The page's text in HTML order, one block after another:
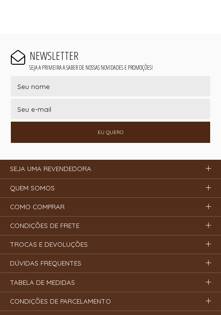
NEWSLETTER
SEJA A PRIMEIRA A SABER DE NOSSAS NOVIDADES E PROMOÇÕES!
EU QUERO
SEJA UMA REVENDEDORA
QUEM SOMOS
COMO COMPRAR
CONDIÇÕES DE FRETE
TROCAS E DEVOLUÇÕES
DÚVIDAS FREQUENTES
TABELA DE MEDIDAS
CONDIÇÕES DE PARCELAMENTO